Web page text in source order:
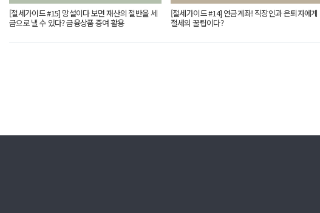
[절세가이드 #15] 망설이다 보면 재산의 절반을 세
금으로 낼 수 있다? 금융상품 증여 활용
[절세가이드 #14] 연금계좌! 직장인과 은퇴자에게
절세의 꿀팁이다?